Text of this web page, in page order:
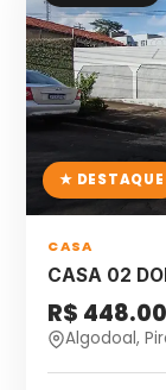
★ DESTAQUE
CASA
CASA 02
R$
Algodoal,